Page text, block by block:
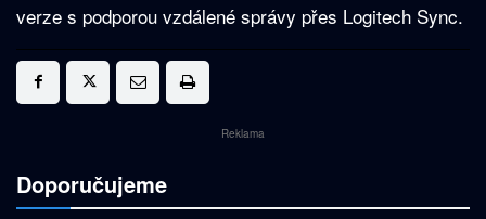
verze s podporou vzdálené správy přes Logitech Sync.
Reklama
Doporučujeme